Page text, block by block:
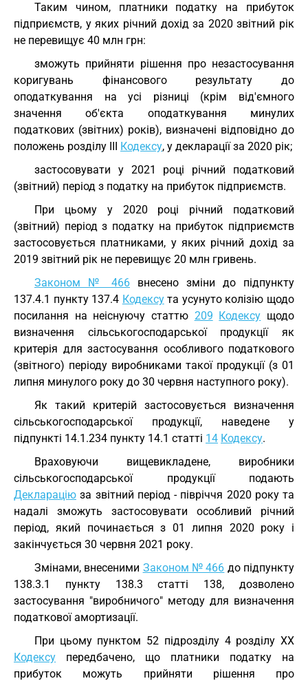
Таким чином, платники податку на прибуток
підприємств, у яких річний дохід за 2020 звітний рік
не перевищує 40 млн грн:
зможуть прийняти рішення про незастосування
коригувань фінансового результату до
оподаткування на усі різниці (крім від'ємного
значення об'єкта оподаткування минулих
податкових (звітних) років), визначені відповідно до
положень розділу III Кодексу, у декларації за 2020 рік;
застосовувати у 2021 році річний податковий
(звітний) період з податку на прибуток підприємств.
При цьому у 2020 році річний податковий
(звітний) період з податку на прибуток підприємств
застосовується платниками, у яких річний дохід за
2019 звітний рік не перевищує 20 млн гривень.
Законом № 466 внесено зміни до підпункту
137.4.1 пункту 137.4 Кодексута усунуто колізію щодо
посилання на неіснуючу статтю 209 Кодексу щодо
визначення сільськогосподарської продукції як
критерія для застосування особливого податкового
(звітного) періоду виробниками такої продукції (з 01
липня минулого року до 30 червня наступного року).
Як такий критерій застосовується визначення
сільськогосподарської продукції, наведене у
підпункті 14.1.234 пункту 14.1 статті 14 Кодексу.
Враховуючи вищевикладене, виробники
сільськогосподарської продукції подають
Декларацію за звітний період - півріччя 2020 року та
надалі зможуть застосовувати особливий річний
період, який починається з 01 липня 2020 року і
закінчується 30 червня 2021 року.
Змінами, внесеними Законом № 466 до підпункту
138.3.1 пункту 138.3 статті 138, дозволено
застосування "виробничого" методу для визначення
податкової амортизації.
При цьому пунктом 52 підрозділу 4 розділу XX
Кодексу передбачено, що платники податку на
прибуток можуть прийняти рішення про